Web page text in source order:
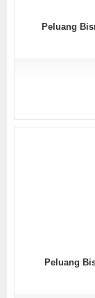
Peluang
Peluang